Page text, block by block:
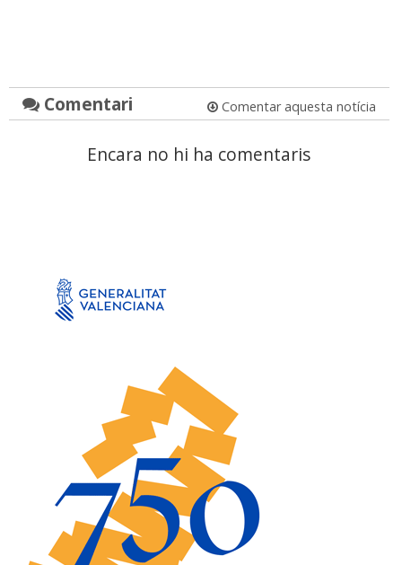
Comentari Comentar aquesta notícia
Encara no hi ha comentaris